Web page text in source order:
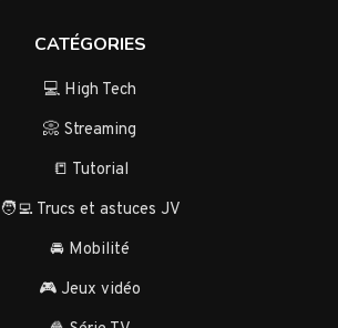
CATÉGORIES
💻 High Tech
📀 Streaming
📒 Tutorial
🧑‍💻 Trucs et astuces JV
🚘 Mobilité
🎮 Jeux vidéo